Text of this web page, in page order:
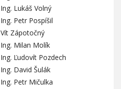
Ing. Lukáš Volný
Ing. Petr Pospíšil
Vít Zápotočný
Ing. Milan Molík
Ing. Ľudovít Pozdech
Ing. David Šulák
Ing. Petr Mičulka